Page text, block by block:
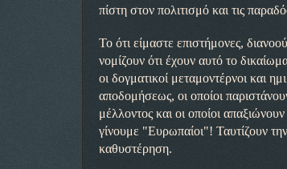
πίστη στον πολιτισμό και τις
Το ότι είμαστε επιστήμονες,
νομίζουν ότι έχουν αυτό το
οι δογματικοί μεταμοντέρνοι και
αποδομήσεως, οι οποίοι
μέλλοντος και οι οποίοι
γίνουμε "Ευρωπαίοι"! Ταυτίζουν
καθυστέρηση.